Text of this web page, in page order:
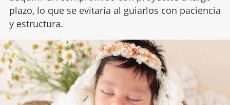
plazo, lo que se evitaría al guiarlos con paciencia
y estructura.